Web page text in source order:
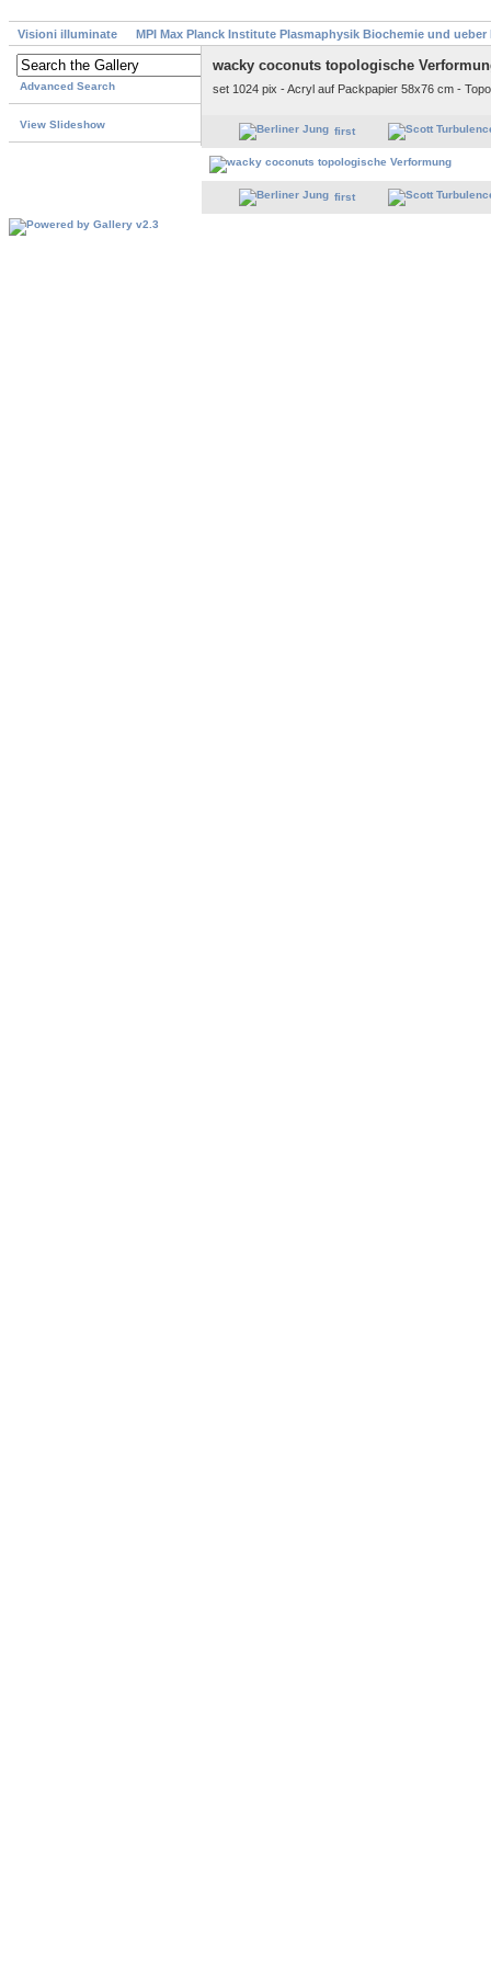
Visioni illuminate MPI Max Planck Institute Plasmaphysik Biochemie und ueber
Advanced Search
View Slideshow
wacky coconuts topologische
set 1024 pix - Acryl auf Packpapier 58x76 cm -
first
first